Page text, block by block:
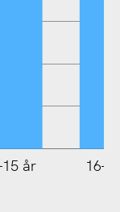
15 år 16-